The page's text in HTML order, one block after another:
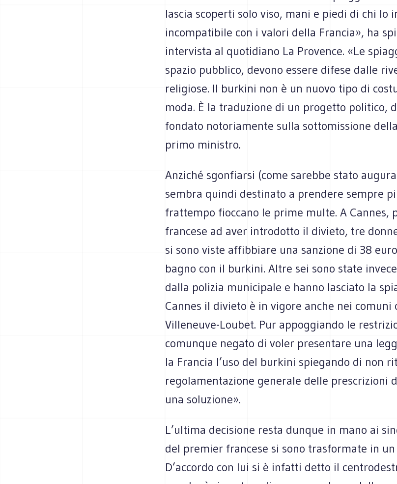
lascia scoperti solo viso, mani e piedi di chi lo
incompatibile con i valori della Francia», ha
intervista al quotidiano La Provence. «Le
spazio pubblico, devono essere difese dalle
religiose. Il burkini non è un nuovo tipo di
moda. È la traduzione di un progetto politico,
fondato notoriamente sulla sottomissione
primo ministro.
Anziché sgonfiarsi (come sarebbe stato
sembra quindi destinato a prendere sempre
frattempo fioccano le prime multe. A Cannes,
francese ad aver introdotto il divieto, tre
si sono viste affibbiare una sanzione di 38
bagno con il burkini. Altre sei sono state
dalla polizia municipale e hanno lasciato la
Cannes il divieto è in vigore anche nei comuni
Villeneuve-Loubet. Pur appoggiando le
comunque negato di voler presentare una
la Francia l’uso del burkini spiegando di non
regolamentazione generale delle prescrizioni
una soluzione».
L’ultima decisione resta dunque in mano ai
del premier francese si sono trasformate in un
D’accordo con lui si è infatti detto il